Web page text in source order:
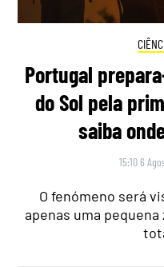
Portugal
do Sol pela
saiba
15:10 6
O fenómeno será
apenas uma